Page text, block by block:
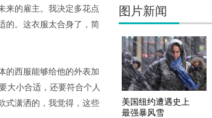
来的雇主。我决定多花点
的。这衣服太合身了，简
的西服能够给他的外表加
大小合适，还要符合个人
式潇洒的，我觉得，这些
图片新闻
美国纽约遭遇史上
最强暴风雪